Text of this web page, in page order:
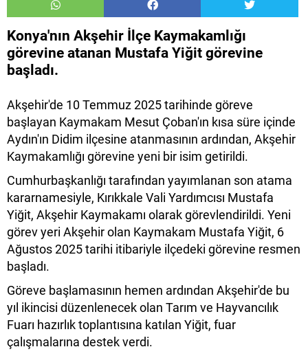
Konya'nın Akşehir İlçe Kaymakamlığı
görevine atanan Mustafa Yiğit görevine
başladı.
Akşehir'de 10 Temmuz 2025 tarihinde göreve
başlayan Kaymakam Mesut Çoban'ın kısa süre içinde
Aydın'ın Didim ilçesine atanmasının ardından, Akşehir
Kaymakamlığı görevine yeni bir isim getirildi.
Cumhurbaşkanlığı tarafından yayımlanan son atama
kararnamesiyle, Kırıkkale Vali Yardımcısı Mustafa
Yiğit, Akşehir Kaymakamı olarak görevlendirildi. Yeni
görev yeri Akşehir olan Kaymakam Mustafa Yiğit, 6
Ağustos 2025 tarihi itibariyle ilçedeki görevine resmen
başladı.
Göreve başlamasının hemen ardından Akşehir'de bu
yıl ikincisi düzenlenecek olan Tarım ve Hayvancılık
Fuarı hazırlık toplantısına katılan Yiğit, fuar
çalışmalarına destek verdi.